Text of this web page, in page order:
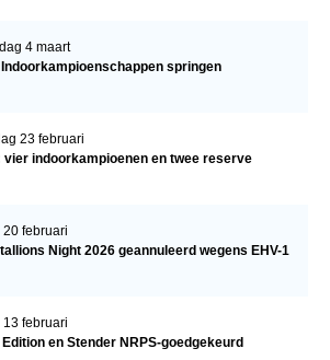
4 maart
Indoorkampioenschappen springen
23 februari
vier indoorkampioenen en twee reserve
februari
Night 2026 geannuleerd wegens EHV-1
februari
Edition en Stender NRPS-goedgekeurd